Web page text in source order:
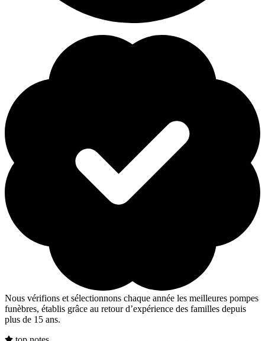
Nous vérifions et sélectionnons chaque année les meilleures pompes
funèbres, établis grâce au retour d’expérience des familles depuis
plus de 15 ans.